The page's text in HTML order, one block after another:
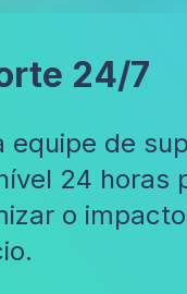
24/7
equipe de
24 horas
o